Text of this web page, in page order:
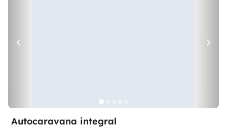
Autocaravana integral